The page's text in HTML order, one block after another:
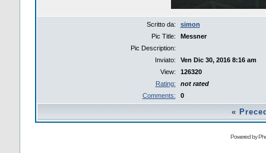
Scritto da:
simon
Pic Title:
Messner
Pic Description:
Inviato:
Ven Dic 30, 2016 8:16 am
View:
126320
Rating:
not rated
Comments:
0
«
Powered by